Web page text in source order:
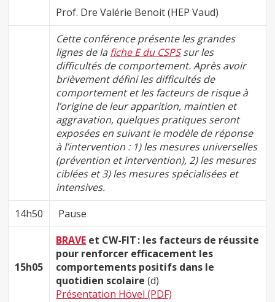
Prof. Dre Valérie Benoit (HEP Vaud)
Cette conférence présente les grandes
lignes de la fiche E du CSPSsur les
difficultés de comportement. Après avoir
brièvement défini les difficultés de
comportement et les facteurs de risque à
l’origine de leur apparition, maintien et
aggravation, quelques pratiques seront
exposées en suivant le modèle de réponse
à l’intervention : 1) les mesures universelles
(prévention et intervention), 2) les mesures
ciblées et 3) les mesures spécialisées et
intensives.
14h50
Pause
15h05
BRAVE et CW-FIT : les facteurs de réussite
pour renforcer efficacement les
comportements positifs dans le
quotidien scolaire(d)
Présentation Hövel (PDF)